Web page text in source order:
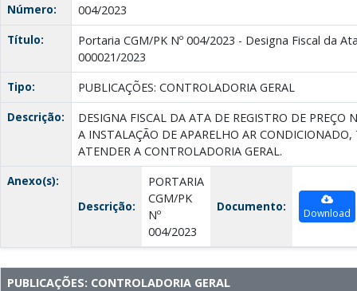
Número:
004/2023
Título:
Portaria CGM/PK Nº 004/2023 - Designa Fiscal da
000021/2023
Tipo:
PUBLICAÇÕES: CONTROLADORIA GERAL
Descrição:
DESIGNA FISCAL DA ATA DE REGISTRO DE PREÇO
A INSTALAÇÃO DE APARELHO AR
ATENDER A CONTROLADORIA GERAL.
Anexo(s):
Descrição:
PORTARIA
CGM/PK
Nº
004/2023
Documento: Download
PUBLICAÇÕES: CONTROLADORIA GERAL